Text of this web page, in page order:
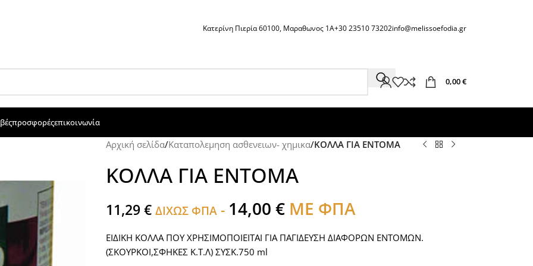
Κατερίνη Πιερία 60100, Μαραθωνος 1Α+30 23510 73202info@melissoefodia.gr
0,00€
προσφορέςεπικοινωνία
Αρχική σελίδα/Καταπολεμηση ασθενειων- χημικα/ΚΟΛΛΑ ΓΙΑ ΕΝΤΟΜΑ
ΚΟΛΛΑ ΓΙΑ ΕΝΤΟΜΑ
11,29€ ΔΙΧΩΣ ΦΠΑ- 14,00 €ΜΕ ΦΠΑ
ΕΙΔΙΚΗ ΚΟΛΛΑ ΠΟΥ ΧΡΗΣΙΜΟΠΟΙΕΙΤΑΙ ΓΙΑ ΠΑΓΙΔΕΥΣΗ ΔΙΑΦΟΡΩΝ ΕΝΤΟΜΩΝ.
(ΣΚΟΥΡΚΟΙ,ΣΦΗΚΕΣ Κ.Τ.Λ) ΣΥΣΚ.750 ml